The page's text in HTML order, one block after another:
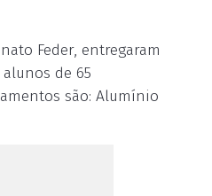
Feder, entregaram
de 65
são: Alumínio